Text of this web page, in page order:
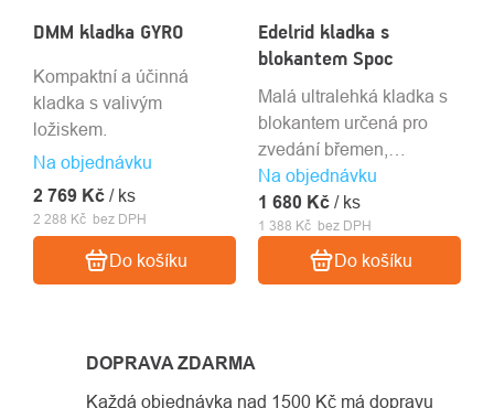
DMM kladka GYRO
Na objednávku
2 288 Kč bez DPH
2 769 Kč / ks
Do košíku
Kompaktní a účinná
kladka s valivým
ložiskem.
Edelrid kladka s
blokantem Spoc
Na objednávku
1 388 Kč bez DPH
1 680 Kč / ks
Do košíku
Malá ultralehká kladka s
blokantem určená pro
zvedání břemen,
záchranu nebo pro
nouzový výstup.
DOPRAVA ZDARMA
Každá objednávka nad 1500 Kč má dopravu